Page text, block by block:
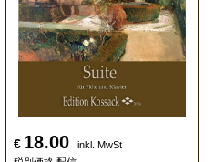
€ 18.00
inkl. MwSt